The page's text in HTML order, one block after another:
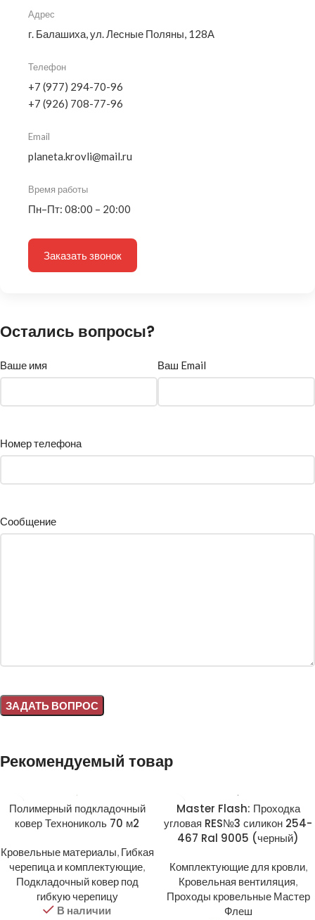
Адрес
г. Балашиха, ул. Лесные Поляны, 128А
Телефон
+7 (977) 294-70-96
+7 (926) 708-77-96
Email
planeta.krovli@mail.ru
Время работы
Пн–Пт: 08:00 – 20:00
Заказать звонок
Остались вопросы?
Ваше имя Ваш Email
Номер телефона
Сообщение
Рекомендуемый товар
Полимерный подкладочный
ковер Технониколь 70 м2
Кровельные материалы, Гибкая
черепица и комплектующие,
Подкладочный ковер под
гибкую черепицу
В наличии
Master Flash: Проходка
угловая RES№3 силикон 254-
467 Ral 9005 (черный)
Комплектующие для кровли,
Кровельная вентиляция,
Проходы кровельные Мастер
Флеш